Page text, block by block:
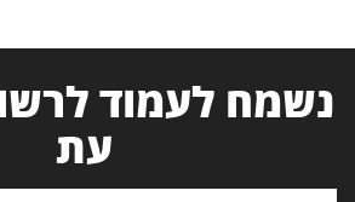
נשמח לעמוד
עת